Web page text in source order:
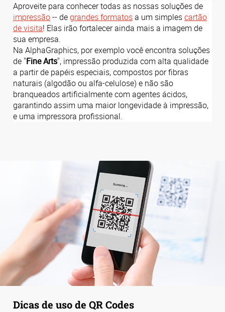
Aproveite para conhecer todas as nossas soluções de
impressão-- degrandes formatosa um simplescartão
de visita! Elas irão fortalecer ainda mais a imagem de
sua empresa.
Na AlphaGraphics, por exemplo você encontra soluções
de "Fine Arts", impressão produzida com alta qualidade
a partir de papéis especiais, compostos por fibras
naturais (algodão ou alfa-celulose) e não são
branqueados artificialmente com agentes ácidos,
garantindo assim uma maior longevidade à impressão,
e uma impressora profissional.
Dicas de uso de QR Codes